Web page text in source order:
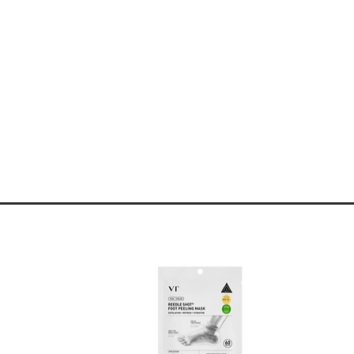
des glandes sébacées et
des radicaux libres, possède
anti-points noirs et
anti-âge.
peau,